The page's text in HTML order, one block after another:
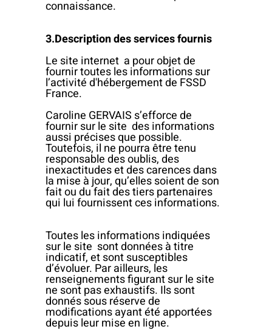
connaissance.
3.Description des services fournis
Le site internet a pour objet de
fournir toutes les informations sur
l’activité d'hébergement de FSSD
France.
Caroline GERVAIS s’efforce de
fournir sur le site des informations
aussi précises que possible.
Toutefois, il ne pourra être tenu
responsable des oublis, des
inexactitudes et des carences dans
la mise à jour, qu’elles soient de son
fait ou du fait des tiers partenaires
qui lui fournissent ces informations.
Toutes les informations indiquées
sur le site sont données à titre
indicatif, et sont susceptibles
d’évoluer. Par ailleurs, les
renseignements figurant sur le site
ne sont pas exhaustifs. Ils sont
donnés sous réserve de
modifications ayant été apportées
depuis leur mise en ligne.